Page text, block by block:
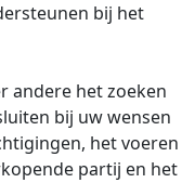
bij het
andere het zoeken
bij uw wensen
het voeren
partij en het